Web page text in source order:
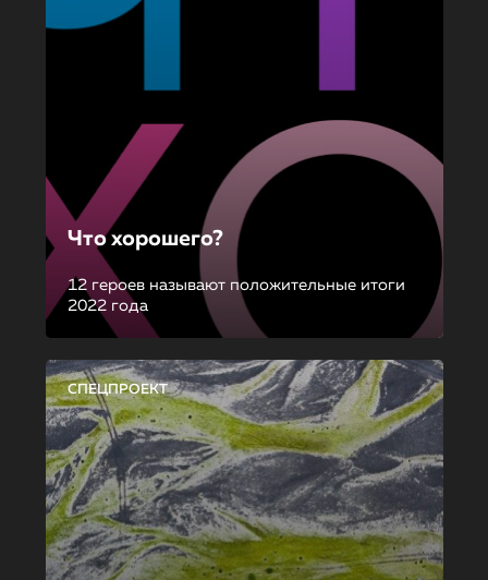
Что хорошего?
12 героев называют положительные итоги
2022 года
СПЕЦПРОЕКТ